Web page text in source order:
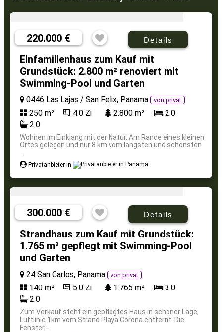
220.000 € Details
Einfamilienhaus zum Kauf mit
Grundstück: 2.800 m² renoviert mit
Swimming-Pool und Garten
0446 Las Lajas / San Felix, Panama von privat
250 m² 4.0 Zi 2.800 m²
2.0
2.0
Wohnen im Einklang mit der Natur. Am Rande eines kleinen
Ortes gelegen und nur 8 km vom längsten und schönsten
Privatanbieter in
300.000 € Details
Strandhaus zum Kauf mit Grundstück:
1.765 m² gepflegt mit Swimming-Pool
und Garten
24 San Carlos, Panama von privat
140 m² 5.0 Zi 1.765 m²
3.0
2.0
Zum Verkauf steht ein gepflegtes Haus in schöner Lage,
Luftlinie 1km vom Strand Playa Corona entfernt. Die
Fenster ...